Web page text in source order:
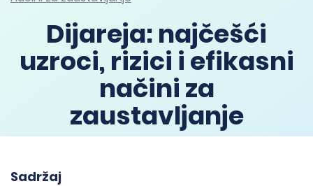
Dijareja: najčešći
uzroci, rizici i efikasni
načini za
zaustavljanje
Sadržaj